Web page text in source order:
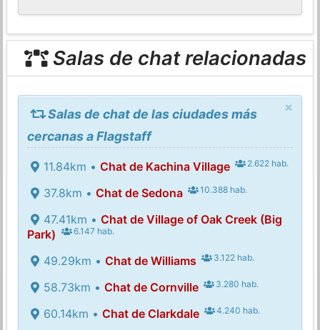
Salas de chat relacionadas
×
Salas de chat de las ciudades más
cercanas a Flagstaff
11.84km • Chat de Kachina Village 2.622 hab.
37.8km • Chat de Sedona 10.388 hab.
47.41km • Chat de Village of Oak Creek (Big
Park)
6.147 hab.
49.29km • Chat de Williams 3.122 hab.
58.73km • Chat de Cornville 3.280 hab.
60.14km • Chat de Clarkdale 4.240 hab.